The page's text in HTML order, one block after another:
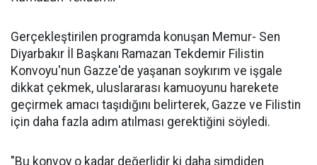
Gerçekleştirilen programda konuşan Memur- Sen
Diyarbakır İl Başkanı Ramazan Tekdemir Filistin
Konvoyu'nun Gazze'de yaşanan soykırım ve işgale
dikkat çekmek, uluslararası kamuoyunu harekete
geçirmek amacı taşıdığını belirterek, Gazze ve Filistin
için daha fazla adım atılması gerektiğini söyledi.
"Bu konvoy o kadar değerlidir ki daha şimdiden